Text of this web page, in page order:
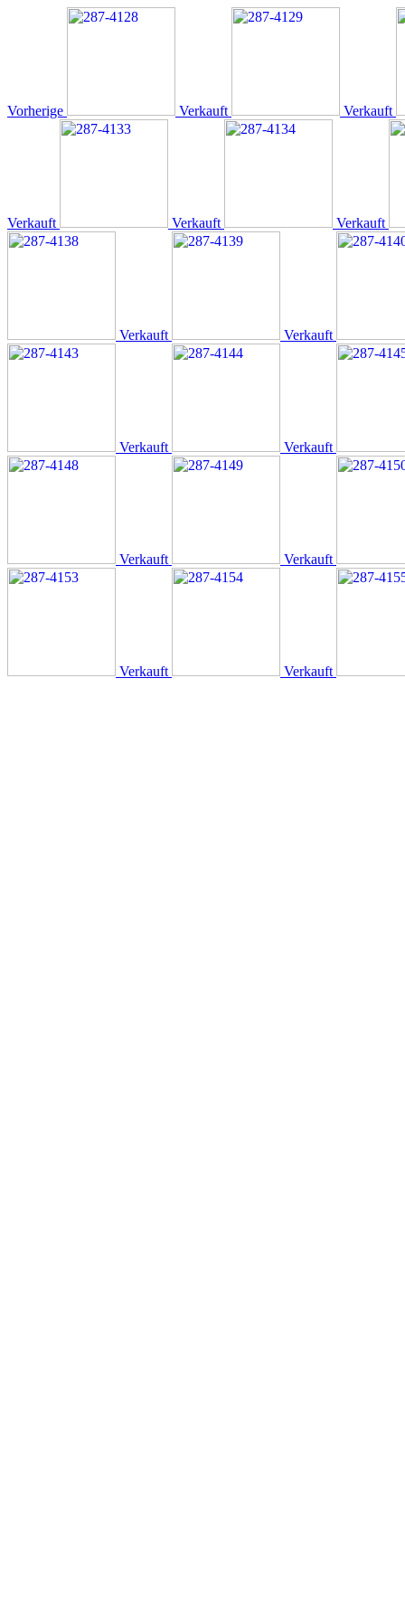
Vorherige Verkauft Verkauft
Verkauft Verkauft Verkauft
Verkauft Verkauft
Verkauft Verkauft
Verkauft Verkauft
Verkauft Verkauft